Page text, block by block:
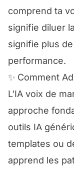
comprend ta
signifie diluer
signifie plus
performance.
✨ Comment
L'IA voix de
approche
outils IA
templates ou
apprend les